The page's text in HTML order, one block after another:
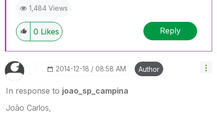
1,484 Views
0 Likes Reply
‎2014-12-18 08:58 AM Author
In response to joao_sp_campina
João Carlos,